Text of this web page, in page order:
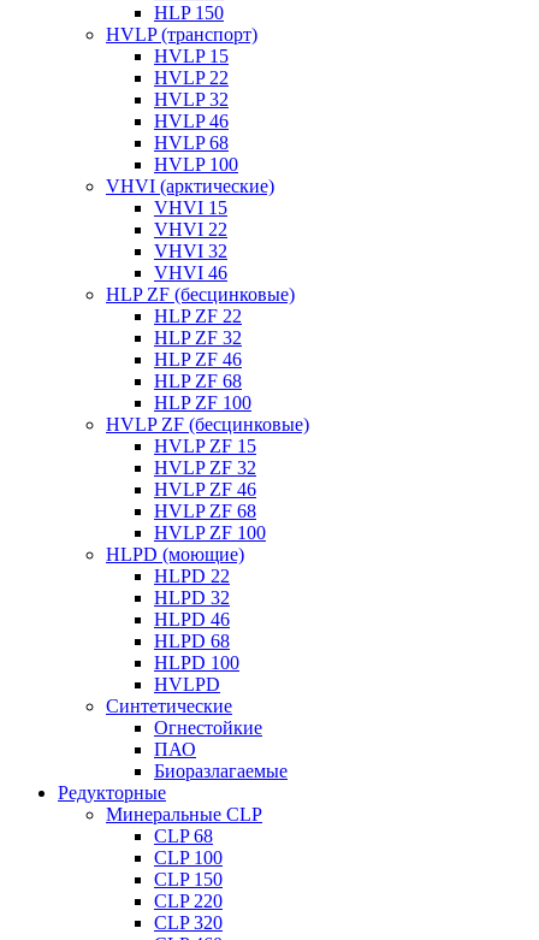
HLP 150
HVLP (транспорт)
HVLP 15
HVLP 22
HVLP 32
HVLP 46
HVLP 68
HVLP 100
VHVI (арктические)
VHVI 15
VHVI 22
VHVI 32
VHVI 46
HLP ZF (бесцинковые)
HLP ZF 22
HLP ZF 32
HLP ZF 46
HLP ZF 68
HLP ZF 100
HVLP ZF (бесцинковые)
HVLP ZF 15
HVLP ZF 32
HVLP ZF 46
HVLP ZF 68
HVLP ZF 100
HLPD (моющие)
HLPD 22
HLPD 32
HLPD 46
HLPD 68
HLPD 100
HVLPD
Синтетические
Огнестойкие
ПАО
Биоразлагаемые
Редукторные
Минеральные CLP
CLP 68
CLP 100
CLP 150
CLP 220
CLP 320